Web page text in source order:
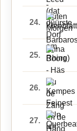
24.
25.
26.
27.